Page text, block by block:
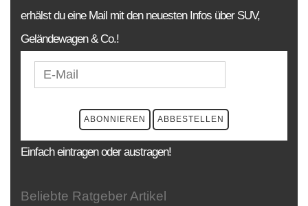
erhälst du eine Mail mit den neuesten Infos über SUV,
Geländewagen & Co.!
Einfach eintragen oder austragen!
Beliebte Ratgeber Artikel